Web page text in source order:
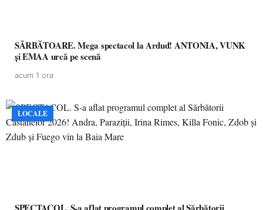
SĂRBĂTOARE. Mega spectacol la Ardud! ANTONIA, VUNK
și EMAA urcă pe scenă
acum 1 ora
LOCALE